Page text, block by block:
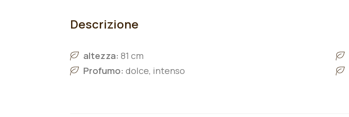
Descrizione
altezza: 81 cm
Profumo: dolce, intenso